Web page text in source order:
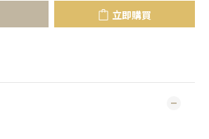
立即購買